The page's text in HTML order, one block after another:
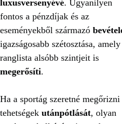
luxusversenyévé. Ugyanilyen
fontos a pénzdíjak és az
eseményekből származó
igazságosabb szétosztása, amely
ranglista alsóbb szintjeit is
megerősíti.
Ha a sportág szeretné megőrizni
tehetségek utánpótlását, olyan